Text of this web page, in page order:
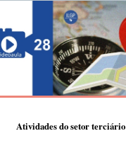
Atividades do setor terciário